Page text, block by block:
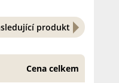
produkt
Cena celkem